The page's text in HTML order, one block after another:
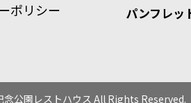
ポリシー
パンフレッ
公園レストハウス All Rights Reserved.